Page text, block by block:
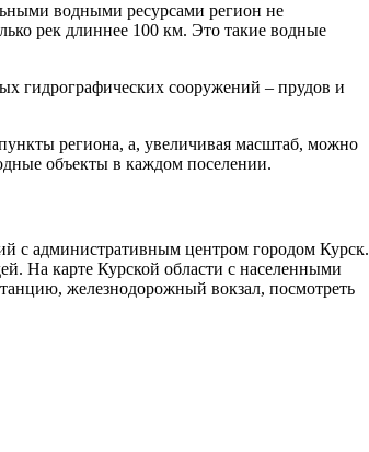
водными ресурсами регион не
рек длиннее 100 км. Это такие водные
гидрографических сооружений – прудов и
региона, а, увеличивая масштаб, можно
объекты в каждом поселении.
с административным центром городом Курск.
На карте Курской области с населенными
железнодорожный вокзал, посмотреть